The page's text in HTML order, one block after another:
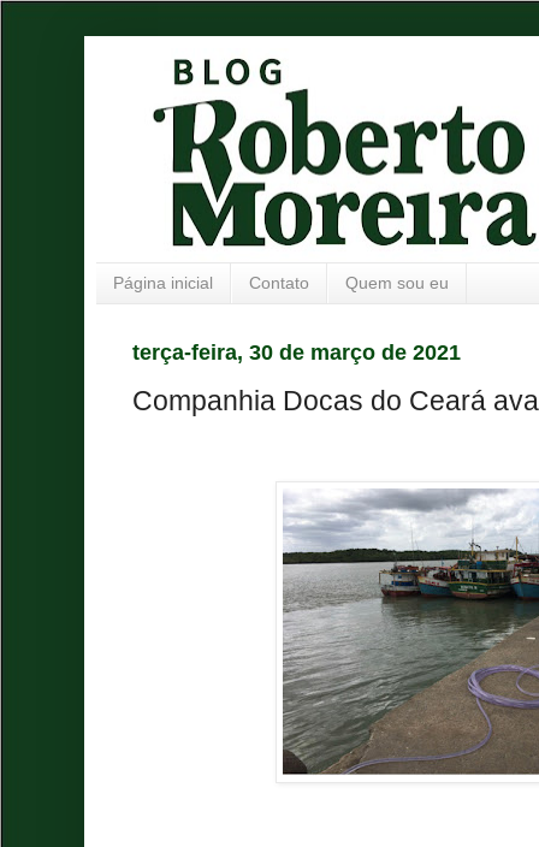
Página inicial Contato Quem sou eu
terça-feira, 30 de março de 2021
Companhia Docas do Ceará